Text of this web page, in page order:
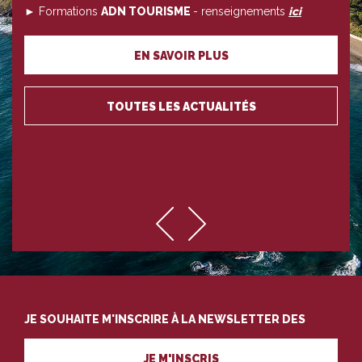
► Formations ADN TOURISME - renseignements ici
EN SAVOIR PLUS
TOUTES LES ACTUALITÉS
JE SOUHAITE M'INSCRIRE À LA NEWSLETTER DES
PROFESSIONNELS DU TOURISME
JE M'INSCRIS